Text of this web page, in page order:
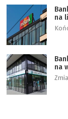
na
na